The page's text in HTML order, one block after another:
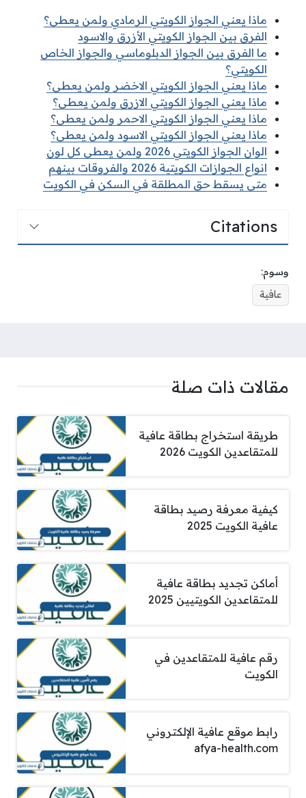
ماذا يعني الجواز الكويتي الرمادي ولمن يعطى؟
الفرق بين الجواز الكويتي الأزرق والاسود
ما الفرق بين الجواز الدبلوماسي والجواز الخاص
الكويتي؟
ماذا يعني الجواز الكويتي الاخضر ولمن يعطى؟
ماذا يعني الجواز الكويتي الازرق ولمن يعطى؟
ماذا يعني الجواز الكويتي الاحمر ولمن يعطى؟
ماذا يعني الجواز الكويتي الاسود ولمن يعطى؟
الوان الجواز الكويتي 2026 ولمن يعطى كل لون
انواع الجوازات الكويتية 2026 والفروقات بينهم
متى يسقط حق المطلقة في السكن في الكويت
Citations
وسوم:
عافية
مقالات ذات صلة
طريقة استخراج بطاقة عافية
للمتقاعدين الكويت 2026
كيفية معرفة رصيد بطاقة
عافية الكويت 2025
أماكن تجديد بطاقة عافية
للمتقاعدين الكويتيين 2025
رقم عافية للمتقاعدين في
الكويت
رابط موقع عافية الإلكتروني
afya-health.com